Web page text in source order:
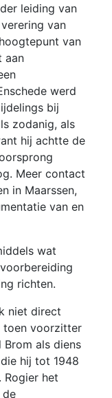
leiding van
van
van
aan
werd
bij
zodanig, als
hij achtte de
Meer contact
in Maarssen,
van en
wat
richten.
niet direct
toen voorzitter
Brom als diens
hij tot 1948
Rogier het
de